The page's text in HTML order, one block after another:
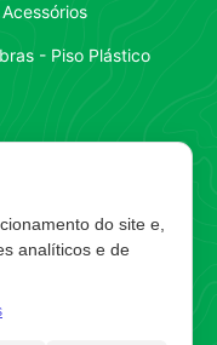
- Piso Plástico
3323-7484Contato
do site e,
analíticos e de